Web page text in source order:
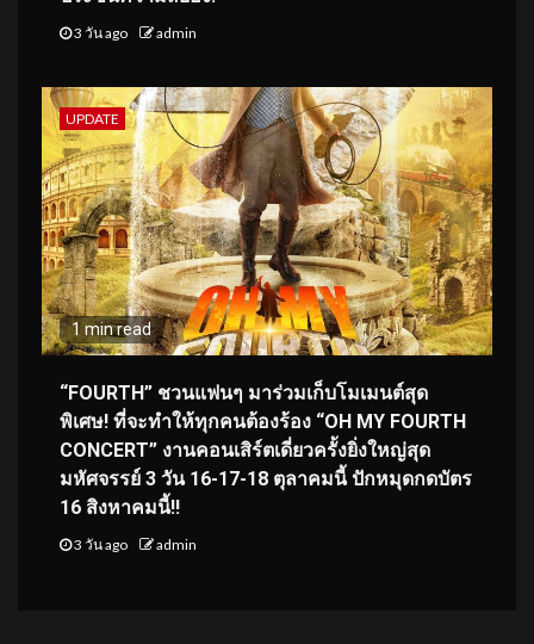
3 วัน ago admin
UPDATE
1 min read
“FOURTH” ชวนแฟนๆ มาร่วมเก็บโมเมนต์สุด
พิเศษ! ที่จะทำให้ทุกคนต้องร้อง “OH MY FOURTH
CONCERT” งานคอนเสิร์ตเดี่ยวครั้งยิ่งใหญ่สุด
มหัศจรรย์ 3 วัน 16-17-18 ตุลาคมนี้ ปักหมุดกดบัตร
16 สิงหาคมนี้!!
3 วัน ago admin